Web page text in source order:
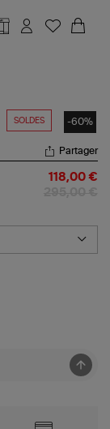
SOLDES -60%
Partager
118,00 €